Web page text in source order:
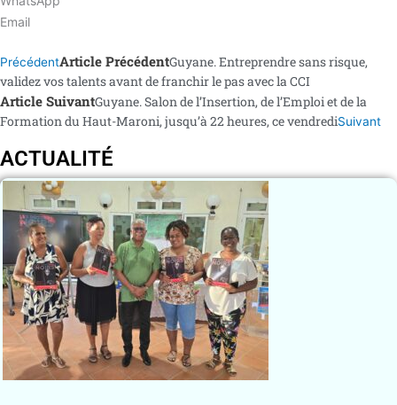
Email
PrécédentArticle PrécédentGuyane. Entreprendre sans risque,
validez vos talents avant de franchir le pas avec la CCI
Article SuivantGuyane. Salon de l’Insertion, de l’Emploi et de la
Formation du Haut-Maroni, jusqu’à 22 heures, ce vendrediSuivant
ACTUALITÉ